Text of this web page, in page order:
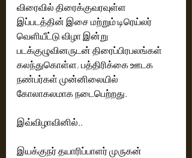
விரைவில் திரைக்குவரவுள்ள
இப்படத்தின் இசை மற்றும் டிரெய்லர்
வெளியீட்டு விழா இன்று
படக்குழுவினருடன் திரைப்பிரபலங்கள்
கலந்துகொள்ள, பத்திரிக்கை ஊடக
நண்பர்கள் முன்னிலையில்
கோலாகலமாக நடைபெற்றது.
இவ்விழாவினில்..
இயக்குநர் தயாரிப்பாளர் முருகன்